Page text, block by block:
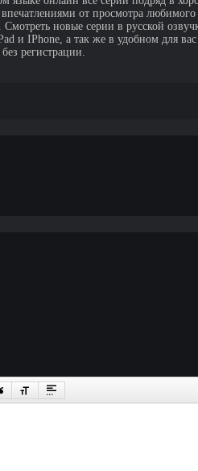
от просмотра любимого
новые серии в русской
и IPhone, а так же в удобном для
регистрации.